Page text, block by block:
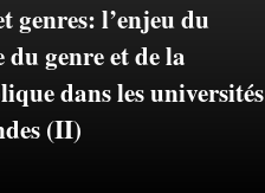
genres: l’enjeu du
du genre et de la
dans les universités
(II)